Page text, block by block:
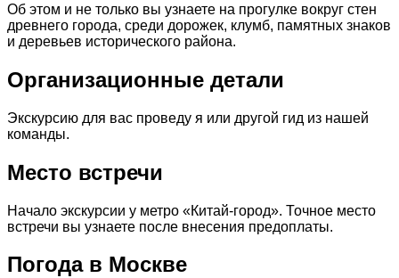
Об этом и не только вы узнаете на прогулке вокруг стен
древнего города, среди дорожек, клумб, памятных знаков
и деревьев исторического района.
Организационные детали
Экскурсию для вас проведу я или другой гид из нашей
команды.
Место встречи
Начало экскурсии у метро «Китай-город». Точное место
встречи вы узнаете после внесения предоплаты.
Погода в Москве